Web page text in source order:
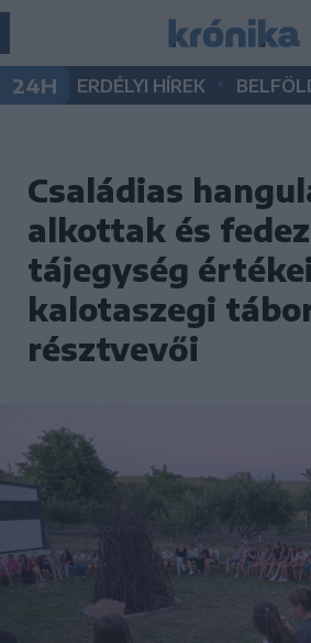
24H ERDÉLYI HÍREK
Családias
alkottak és
tájegység
kalotaszegi
résztvevői